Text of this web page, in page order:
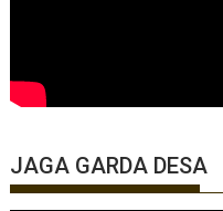
JAGA GARDA DESA